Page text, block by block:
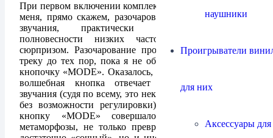
наушники
Проигрыватели
для них
Аксессуары
При первом включении комплекта Roksan Caspian звук
меня, прямо скажем, разочаровал. Резкость и сухость
звучания, практически полное отсутствие
полновесности низких частот для меня было
сюрпризом. Разочарование продолжалось от трека к
треку до тех пор, пока я не обнаружил на усилителе
кнопочку «MODE». Оказалось, что эта, прямо скажем,
волшебная кнопка отвечает за общий характер
звучания (судя по всему, это некий аналог темброблока
без возможности регулировки). Каждое нажатие на
кнопку «MODE» совершало со звуком новые
метаморфозы, не только превращая его из сухого в